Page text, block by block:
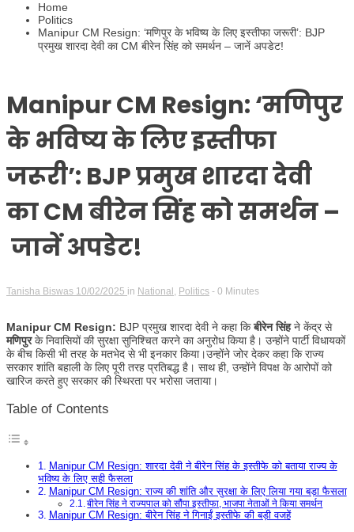
Home
Politics
Manipur CM Resign: ‘मणिपुर के भविष्य के लिए इस्तीफा जरूरी’: BJP
प्रमुख शारदा देवी का CM बीरेन सिंह को समर्थन – जानें अपडेट!
Manipur CM Resign: ‘मणिपुर
के भविष्य के लिए इस्तीफा
जरूरी’: BJP प्रमुख शारदा देवी
का CM बीरेन सिंह को समर्थन –
जानें अपडेट!
Tanisha Biswas 10/02/2025 in National , Politics - 0 Minutes
Manipur CM Resign: BJP प्रमुख शारदा देवी ने कहा किबीरेन सिंहने केंद्र से
मणिपुरके निवासियों की सुरक्षा सुनिश्चित करने का अनुरोध किया है। उन्होंने पार्टी विधायकों
के बीच किसी भी तरह के मतभेद से भी इनकार किया।उन्होंने जोर देकर कहा कि राज्य
सरकार शांति बहाली के लिए पूरी तरह प्रतिबद्ध है। साथ ही, उन्होंने विपक्ष के आरोपों को
खारिज करते हुए सरकार की स्थिरता पर भरोसा जताया।
Table of Contents
Manipur CM Resign: शारदा देवी ने बीरेन सिंह के इस्तीफे को बताया राज्य के
भविष्य के लिए सही फैसला
Manipur CM Resign: राज्य की शांति और सुरक्षा के लिए लिया गया बड़ा फैसला
बीरेन सिंह ने राज्यपाल को सौंपा इस्तीफा, भाजपा नेताओं ने किया समर्थन
Manipur CM Resign: बीरेन सिंह ने गिनाईं इस्तीफे की बड़ी वजहें